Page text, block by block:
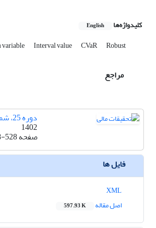
کلیدواژه‌ها English
Interval value CVaR Robust
مراجع
دوره 25، شماره 3
1402
صفحه528
فایل ها
اصل مقاله
597.93 K